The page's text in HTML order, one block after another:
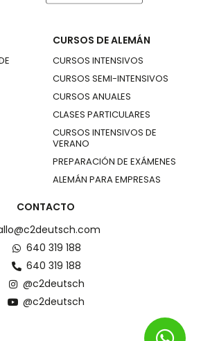
CURSOS DE ALEMÁN
CURSOS INTENSIVOS
CURSOS SEMI-INTENSIVOS
CURSOS ANUALES
CLASES PARTICULARES
CURSOS INTENSIVOS DE
VERANO
PREPARACIÓN DE EXÁMENES
ALEMÁN PARA EMPRESAS
CONTACTO
640 319 188
640 319 188
@c2deutsch
@c2deutsch